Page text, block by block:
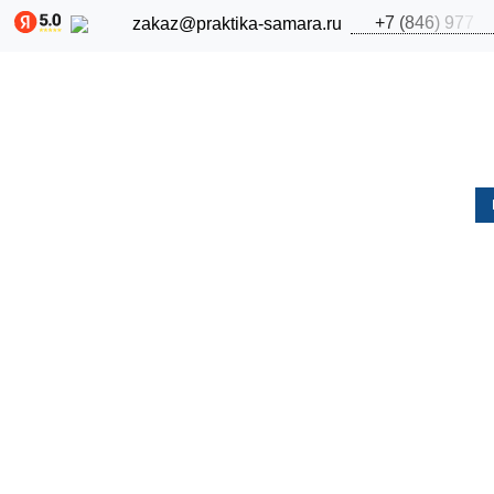
zakaz@praktika-samara.ru +7 (846) 977